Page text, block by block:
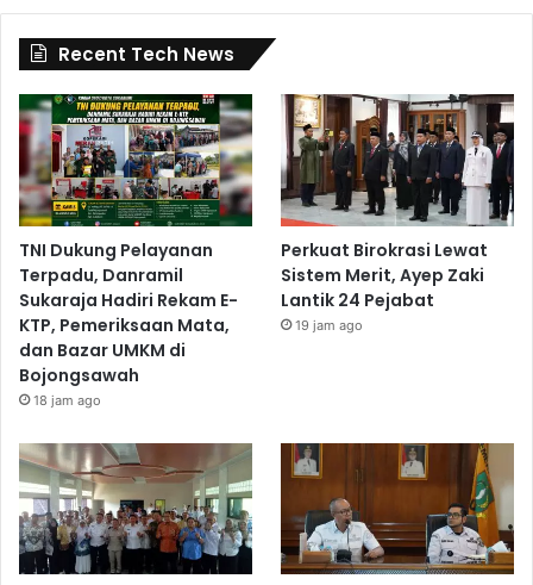
Recent Tech News
TNI Dukung Pelayanan
Terpadu, Danramil
Sukaraja Hadiri Rekam E-
KTP, Pemeriksaan Mata,
dan Bazar UMKM di
Bojongsawah
18 jam ago
Perkuat Birokrasi Lewat
Sistem Merit, Ayep Zaki
Lantik 24 Pejabat
19 jam ago